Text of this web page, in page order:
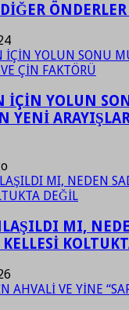
DİĞER
İÇİN YOLUN
YENİ
MI,